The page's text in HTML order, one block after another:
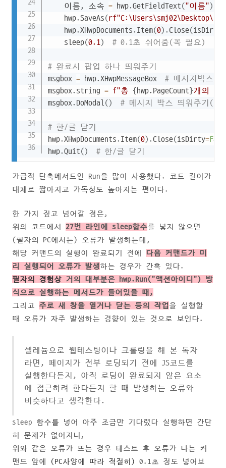
    이름
, 소속 = hwp.GetFieldText("이름")
    hwp
.SaveAs(rf"C:\Users\smj02\Desktop\청
    hwp
.XHwpDocuments. Item(0) .Close(isDirty
    sleep
(0.1) # 0.1초 쉬어줌(꼭 필요)
# 완료시 팝업 하나 띄워주기
msgbox = hwp.XHwpMessageBox # 메시지박스
msgbox. string = f"총 {hwp. PageCount}개의 파
msgbox. DoModal() # 메시지 박스 띄워주기(확
# 한/글 닫기
hwp.XHwpDocuments. Item(0) .Close(isDirty=
hwp.Quit() # 한/글 닫기
가급적 단축메서드인 Run을 많이 사용했다. 코드 길이가
대체로 짧아지고 가독성도 높아지는 편이다.
한 가지 짚고 넘어갈 점은,
위의 코드에서 27번 라인에 sleep함수를 넣지 않으면
(필자의 PC에서는) 오류가 발생하는데,
해당 커맨드의 실행이 완료되기 전에 다음 커맨드가 미
리 실행되어 오류가 발생하는 경우가 간혹 있다.
필자의 경험상 거의 대부분은 hwp.Run("액션아이디") 방
식으로 실행하는 메서드가 들어있을 때,
그리고 주로 새 창을 열거나 닫는 등의 작업을 실행할
때 오류가 자주 발생하는 경향이 있는 것으로 보인다.
셀레늄으로 웹테스팅이나 크롤링을 해 본 독자
라면, 페이지가 전부 로딩되기 전에 JS코드를
실행한다든지, 아직 로딩이 완료되지 않은 요소
에 접근하려 한다든지 할 때 발생하는 오류와
비슷하다고 생각한다.
sleep 함수를 넣어 아주 조금만 기다렸다 실행하면 간단
히 문제가 없어지니,
위와 같은 오류가 뜨는 경우 테스트 후 오류가 나는 커
맨드 앞에
(PC사양에 따라 적절히) 0.1초 정도 넣어보